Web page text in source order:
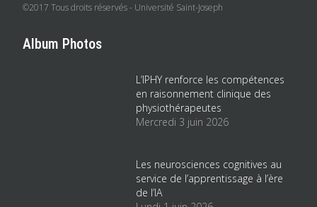
©2017 Tous droits réservés - Université Saint-Joseph
Album Photos
L’IPHY renforce les compétences
en raisonnement clinique des
physiothérapeutes
Mercredi 3 juin 2026
Les neurosciences cognitives au
service de l’apprentissage à l’ère
de l’IA